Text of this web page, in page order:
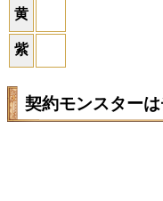
黄
紫
契約モンスター